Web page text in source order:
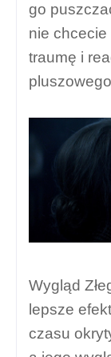
go
nie chcecie
traumę i
Wygląd
lepsze
czasu